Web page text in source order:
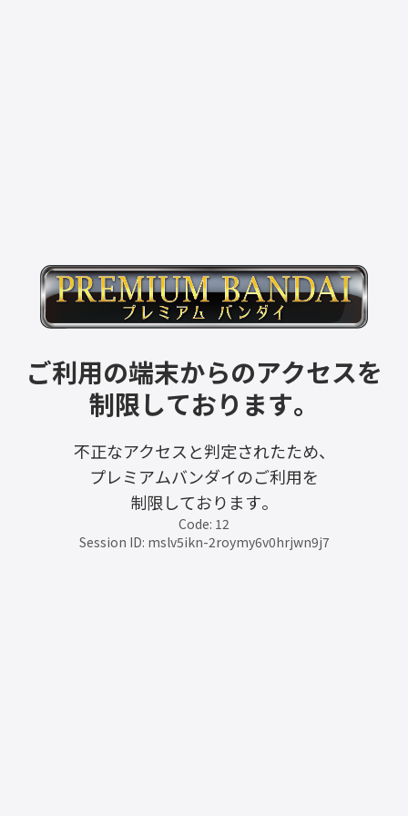
ご利用の端末からのアクセスを
制限しております。
不正なアクセスと判定されたため、
プレミアムバンダイのご利用を
制限しております。
Code: 12
Session ID: mslv5ikn-2roymy6v0hrjwn9j7